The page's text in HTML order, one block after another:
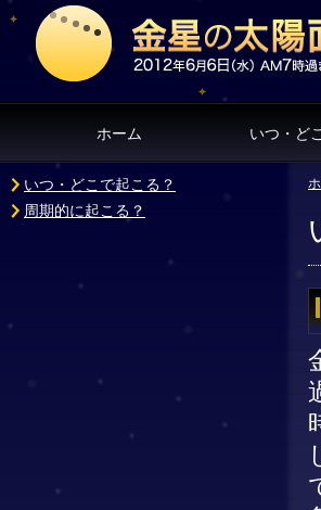
ホーム いつ・ど
いつ・どこで起こる？
周期的に起こる？